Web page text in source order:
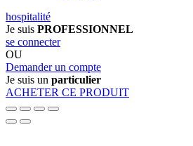
hospitalité
Je suis PROFESSIONNEL
se connecter
OU
Demander un compte
Je suis un particulier
ACHETER CE PRODUIT